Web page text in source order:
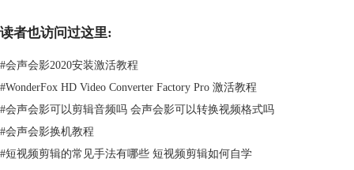
图2：右键解压下载得到的会声会影安装包
3.点击【浏览】可以选择文件提取位置，选择好后点击【提取】。
读者也访问过这里:
#会声会影2020安装激活教程
#WonderFox HD Video Converter Factory Pro 激活教程
#会声会影可以剪辑音频吗 会声会影可以转换视频格式吗
#会声会影换机教程
#短视频剪辑的常见手法有哪些 短视频剪辑如何自学